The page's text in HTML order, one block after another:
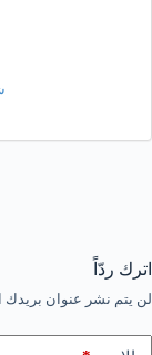
اترك ردّاً
لن يتم نشر عنوان بريدك